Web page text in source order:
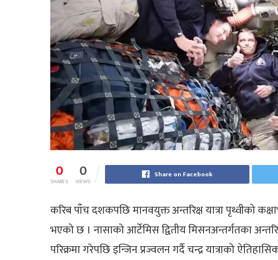
0
SHARES 0
VIEWS
Share on Facebook
करिब पाँच दशकपछि मानवयुक्त अन्तरिक्ष यात्रा पृथ्वीको
भएको छ । नासाको आर्टेमिस द्वितीय मिसनअन्तर्गतका
परिक्रमा गरेपछि इन्जिन प्रज्वलन गर्दै चन्द्र यात्राको